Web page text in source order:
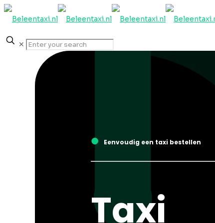
✕
● Eenvoudig een taxi bestellen
Taxi